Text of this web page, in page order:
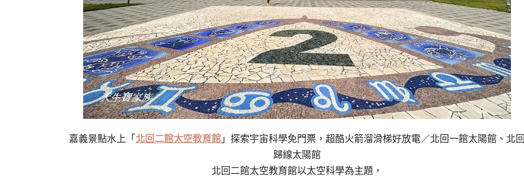
嘉義景點水上「 北回二館太空教育館」探索宇宙科學免門票，超酷火箭溜滑梯好放電／北回一館太陽館、北回
歸線太陽館
北回二館太空教育館以太空科學為主題，